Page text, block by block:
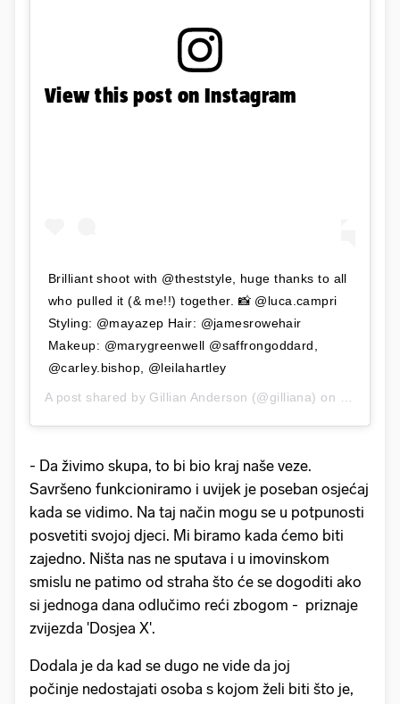
View this post on Instagram
Brilliant shoot with @theststyle, huge thanks to all
who pulled it (& me!!) together. 📸 @luca.campri
Styling: @mayazep Hair: @jamesrowehair
Makeup: @marygreenwell @saffrongoddard,
@carley.bishop, @leilahartley
A post shared by Gillian Anderson (@gilliana) on Jan 12,
- Da živimo skupa, to bi bio kraj naše veze.
Savršeno funkcioniramo i uvijek je poseban osjećaj
kada se vidimo. Na taj način mogu se u potpunosti
posvetiti svojoj djeci. Mi biramo kada ćemo biti
zajedno. Ništa nas ne sputava i u imovinskom
smislu ne patimo od straha što će se dogoditi ako
si jednoga dana odlučimo reći zbogom - priznaje
zvijezda 'Dosjea X'.
Dodala je da kad se dugo ne vide da joj
počinje nedostajati osoba s kojom želi biti što je,